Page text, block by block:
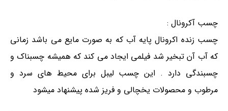
چسب آکرونال :
چسب زنده اکرونال پایه آب که به صورت مایع می باشد زمانی
که آب آن تبخیر شد فیلمی ایجاد می کند که همیشه چسبناک و
چسبندگی دارد . این چسب لیبل برای محیط های سرد و
مرطوب و محصولات یخچالی و فریز شده پیشنهاد میشود